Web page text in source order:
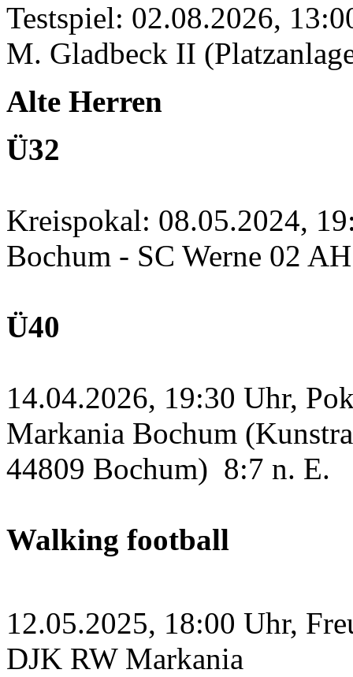
Testspiel: 02.08.2026,
M. Gladbeck II
Alte Herren
Ü32
Kreispokal: 08.05.2024,
Bochum - SC Werne 02
Ü40
14.04.2026, 19:30 Uhr,
Markania Bochum
44809 Bochum) 8:7 n. E.
Walking football
12.05.2025, 18:00 Uhr,
DJK RW Markania